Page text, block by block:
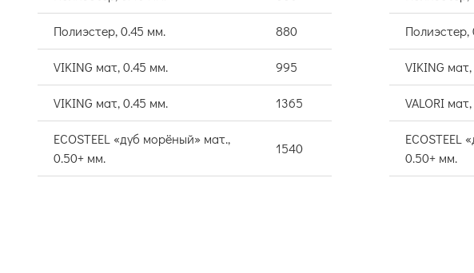
Полиэстер, 0.45 мм. 880
VIKING мат, 0.45 мм. 995
VIKING мат, 0.45 мм. 1365
ECOSTEEL «дуб морёный» мат.,
0.50+ мм.
1540
Полиэстер,
VIKING
VALORI
ECOSTEEL
0.50+ мм.